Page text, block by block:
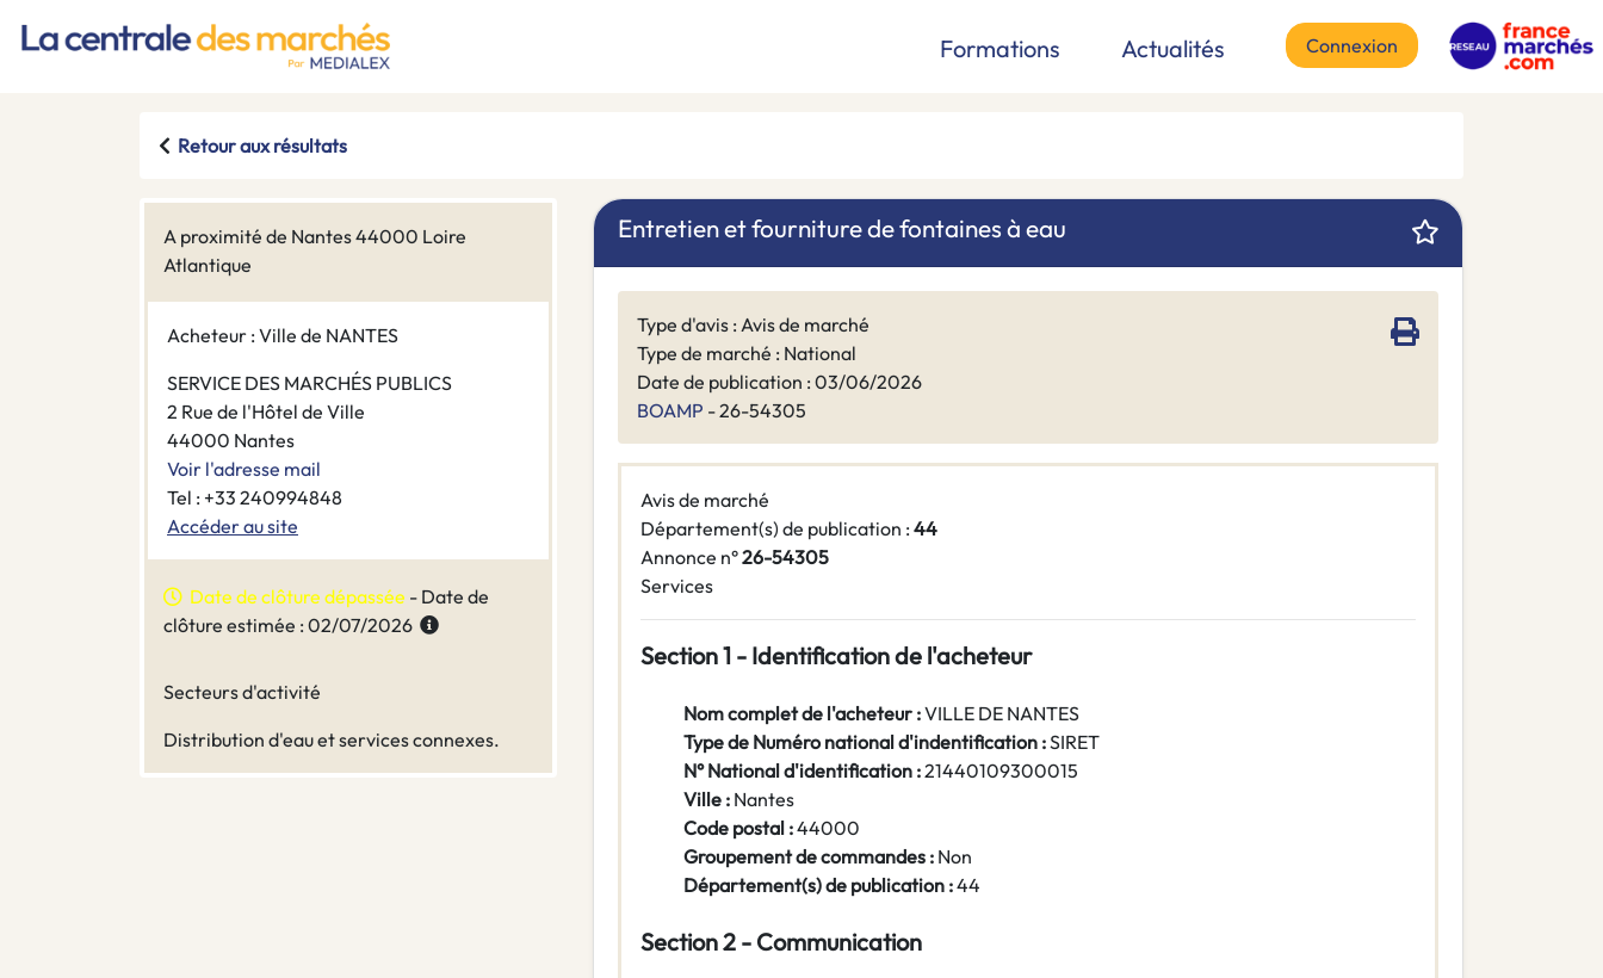
Formations Actualités Connexion
Retour aux résultats
A proximité de Nantes 44000 Loire
Atlantique
Acheteur : Ville de NANTES
SERVICE DES MARCHÉS PUBLICS
2 Rue de l'Hôtel de Ville
44000 Nantes
Voir l'adresse mail
Tel : +33 240994848
Accéder au site
Date de clôture dépassée - Date de
clôture estimée : 02/07/2026
Secteurs d'activité
Distribution d'eau et services connexes.
Entretien et fourniture de fontaines à eau
Type d'avis : Avis de marché
Type de marché : National
Date de publication : 03/06/2026
BOAMP - 26-54305
Avis de marché
Département(s) de publication : 44
Annonce n°26-54305
Services
Section 1 - Identification de l'acheteur
Nom complet de l'acheteur :VILLE DE NANTES
Type de Numéro national d'indentification :SIRET
N° National d'identification :21440109300015
Ville : Nantes
Code postal :44000
Groupement de commandes : Non
Département(s) de publication :44
Section 2 - Communication